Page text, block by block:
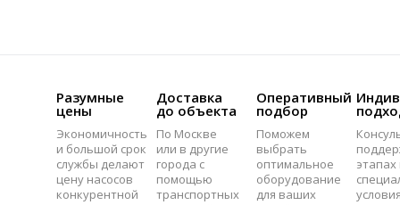
Разумные
цены
Экономичность
и большой срок
службы делают
цену насосов
конкурентной
Доставка
до объекта
По Москве
или в другие
города с
помощью
транспортных
Оперативный
подбор
Поможем
выбрать
оптимальное
оборудование
для ваших
этапах